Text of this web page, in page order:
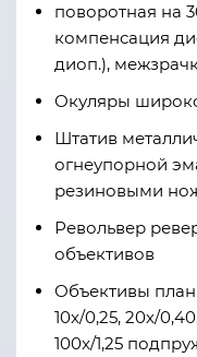
поворотная на
компенсация
диоп.),
Окуляры
Штатив
огнеупорной
резиновыми
Револьвер
объективов
Объективы план
10x/0,25, 20х/
100x/1,25